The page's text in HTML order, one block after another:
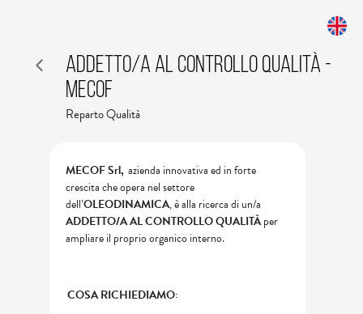
ADDETTO/A AL CONTROLLO QUALITÀ -
MECOF
Reparto Qualità
MECOF Srl, azienda innovativa ed in forte
crescita che opera nel settore
dell’OLEODINAMICA, è alla ricerca di un/a
ADDETTO/A AL CONTROLLO QUALITÀper
ampliare il proprio organico interno.
COSA RICHIEDIAMO: